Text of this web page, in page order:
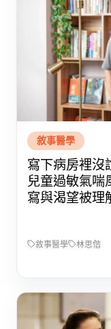
敘事醫學
寫下病房裡沒
兒童過敏氣喘
寫與渴望被理
敘事醫學 林思偕